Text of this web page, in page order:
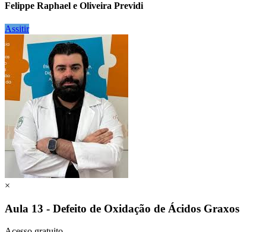
Felippe Raphael e Oliveira Previdi
Assitir
×
Aula 13 - Defeito de Oxidação de Ácidos Graxos